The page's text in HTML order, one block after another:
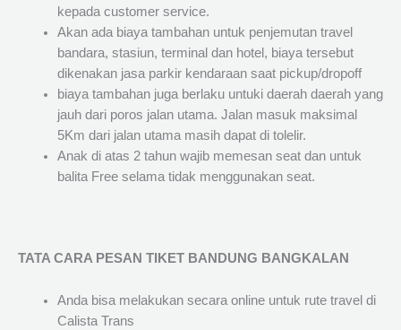
kepada customer service.
Akan ada biaya tambahan untuk penjemutan travel
bandara, stasiun, terminal dan hotel, biaya tersebut
dikenakan jasa parkir kendaraan saat pickup/dropoff
biaya tambahan juga berlaku untuki daerah daerah yang
jauh dari poros jalan utama. Jalan masuk maksimal
5Km dari jalan utama masih dapat di tolelir.
Anak di atas 2 tahun wajib memesan seat dan untuk
balita Free selama tidak menggunakan seat.
TATA CARA PESAN TIKET BANDUNG BANGKALAN
Anda bisa melakukan secara online untuk rute travel di
Calista Trans